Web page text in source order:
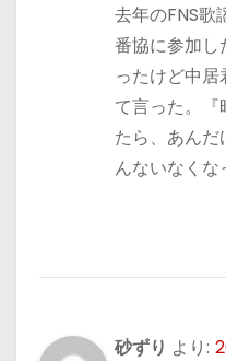
去年のFNS歌
番協に参加し
ったけど中
て言った。
たら、あん
んないなく
砂ずり より: